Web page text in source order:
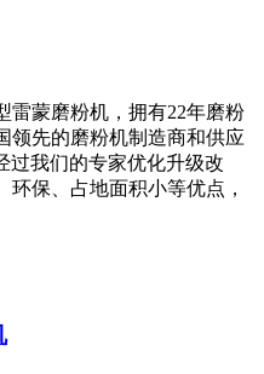
雷蒙磨粉机，拥有22年磨粉
领先的磨粉机制造商和供应
过我们的专家优化升级改
保、占地面积小等优点，